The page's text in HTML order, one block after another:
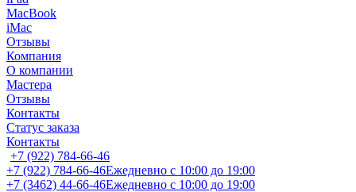
MacBook
iMac
Отзывы
Компания
О компании
Мастера
Отзывы
Контакты
Статус заказа
Контакты
+7 (922) 784-66-46
+7 (922) 784-66-46Ежедневно с 10:00 до 19:00
+7 (3462) 44-66-46Ежедневно с 10:00 до 19:00